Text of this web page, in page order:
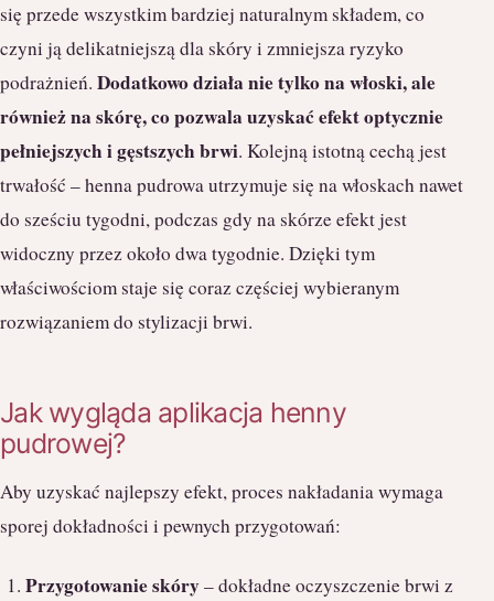
się przede wszystkim bardziej naturalnym składem, co
czyni ją delikatniejszą dla skóry i zmniejsza ryzyko
podrażnień. Dodatkowo działa nie tylko na włoski, ale
również na skórę, co pozwala uzyskać efekt optycznie
pełniejszych i gęstszych brwi. Kolejną istotną cechą jest
trwałość – henna pudrowa utrzymuje się na włoskach nawet
do sześciu tygodni, podczas gdy na skórze efekt jest
widoczny przez około dwa tygodnie. Dzięki tym
właściwościom staje się coraz częściej wybieranym
rozwiązaniem do stylizacji brwi.
Jak wygląda aplikacja henny
pudrowej?
Aby uzyskać najlepszy efekt, proces nakładania wymaga
sporej dokładności i pewnych przygotowań:
Przygotowanie skóry– dokładne oczyszczenie brwi z